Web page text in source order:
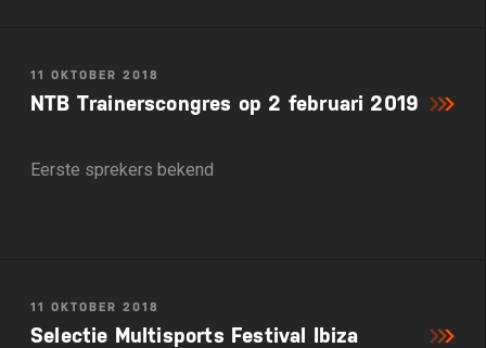
11 OKTOBER 2018
NTB Trainerscongres op 2 februari 2019
Eerste sprekers bekend
11 OKTOBER 2018
Selectie Multisports Festival Ibiza